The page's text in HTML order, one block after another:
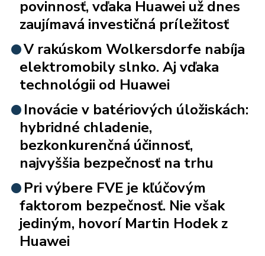
povinnosť, vďaka Huawei už dnes
zaujímavá investičná príležitosť
V rakúskom Wolkersdorfe nabíja
elektromobily slnko. Aj vďaka
technológii od Huawei
Inovácie v batériových úložiskách:
hybridné chladenie,
bezkonkurenčná účinnosť,
najvyššia bezpečnosť na trhu
Pri výbere FVE je kľúčovým
faktorom bezpečnosť. Nie však
jediným, hovorí Martin Hodek z
Huawei